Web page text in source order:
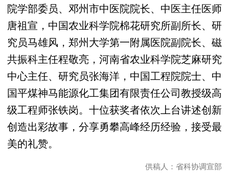
院学部委员、邓州市中医院院长、中医主任医师
唐祖宣，中国农业科学院棉花研究所副所长、研
究员马雄风，郑州大学第一附属医院副院长、磁
共振科主任程敬亮，河南省农业科学院芝麻研究
中心主任、研究员张海洋，中国工程院院士、中
国平煤神马能源化工集团有限责任公司教授级高
级工程师张铁岗。十位获奖者依次上台讲述创新
创造出彩故事，分享勇攀高峰经历经验，接受最
美的礼赞。
供稿人：省科协调宣部